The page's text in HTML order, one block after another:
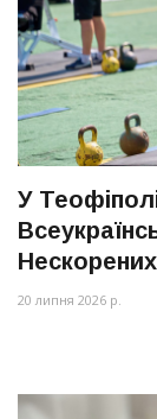
У
20 липня 2026 р.